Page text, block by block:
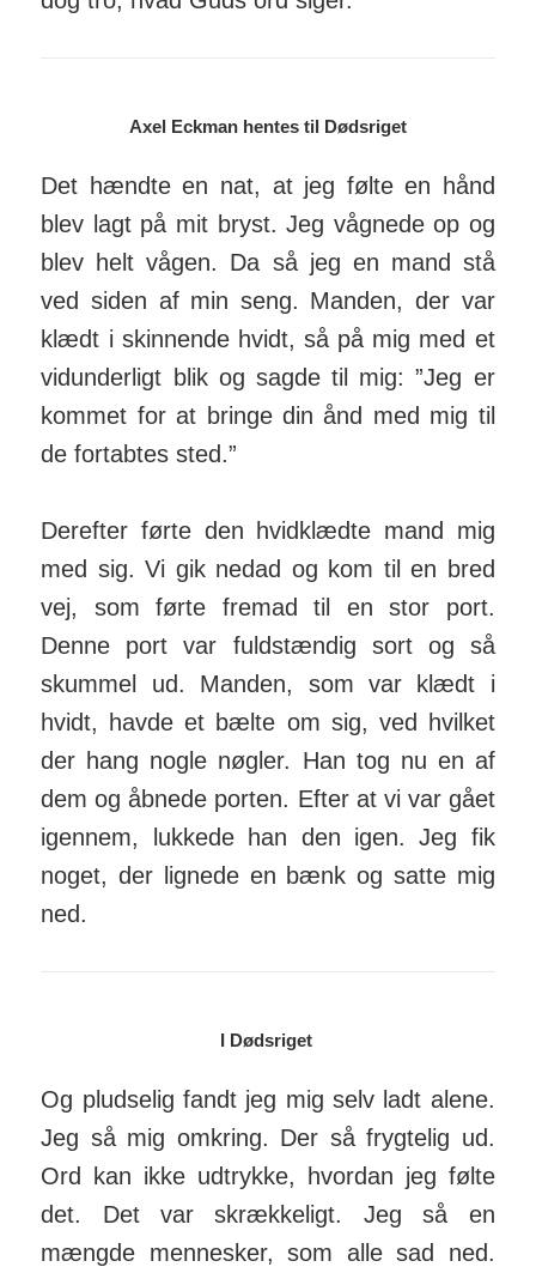
Axel Eckman hentes til Dødsriget
Det hændte en nat, at jeg følte en hånd
blev lagt på mit bryst. Jeg vågnede op og
blev helt vågen. Da så jeg en mand stå
ved siden af min seng. Manden, der var
klædt i skinnende hvidt, så på mig med et
vidunderligt blik og sagde til mig: ”Jeg er
kommet for at bringe din ånd med mig til
de fortabtes sted.”
Derefter førte den hvidklædte mand mig
med sig. Vi gik nedad og kom til en bred
vej, som førte fremad til en stor port.
Denne port var fuldstændig sort og så
skummel ud. Manden, som var klædt i
hvidt, havde et bælte om sig, ved hvilket
der hang nogle nøgler. Han tog nu en af
dem og åbnede porten. Efter at vi var gået
igennem, lukkede han den igen. Jeg fik
noget, der lignede en bænk og satte mig
ned.
I Dødsriget
Og pludselig fandt jeg mig selv ladt alene.
Jeg så mig omkring. Der så frygtelig ud.
Ord kan ikke udtrykke, hvordan jeg følte
det. Det var skrækkeligt. Jeg så en
mængde mennesker, som alle sad ned.